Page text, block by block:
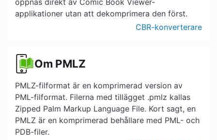
öppnas direkt av Comic Book Viewer-
applikationer utan att dekomprimera den först.
CBR-konverterare
Om PMLZ
PMLZ-filformat är en komprimerad version av
PML-filformat. Filerna med tillägget .pmlz kallas
Zipped Palm Markup Language File. Kort sagt, en
PMLZ är en komprimerad behållare med PML- och
PDB-filer.